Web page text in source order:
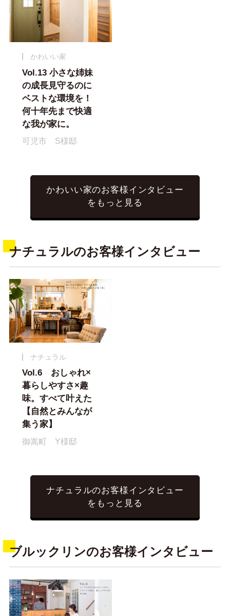
かわいい家
Vol.13 小さな姉妹
の成長見守るのに
ベストな環境を！
何十年先まで快適
な我が家に。
可児市 S様邸
かわいい家のお客様インタビュー
をもっと見る
ナチュラルのお客様インタビュー
ナチュラル
Vol.6 おしゃれ×
暮らしやすさ×趣
味。すべて叶えた
【自然とみんなが
集う家】
御嵩町 Y様邸
ナチュラルのお客様インタビュー
をもっと見る
ブルックリンのお客様インタビュー